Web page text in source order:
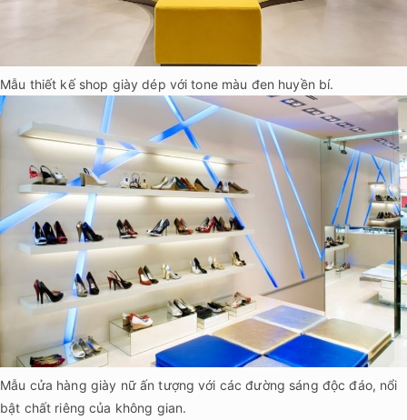
Mẫu thiết kế shop giày dép với tone màu đen huyền bí.
Mẫu cửa hàng giày nữ ấn tượng với các đường sáng độc đáo, nổi
bật chất riêng của không gian.